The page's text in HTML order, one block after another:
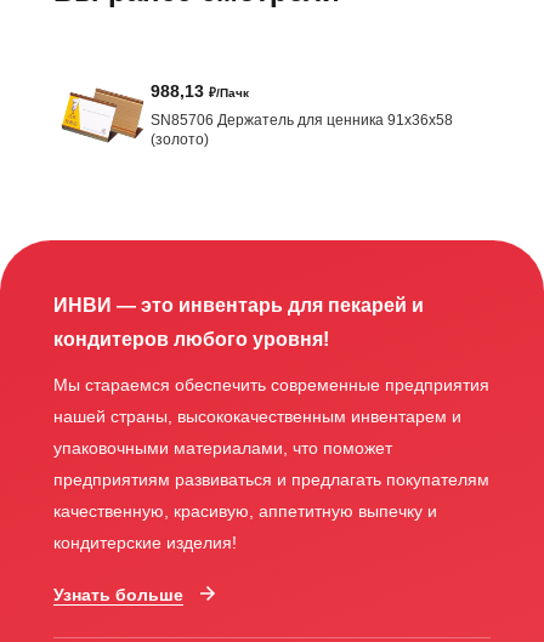
988,13 ₽/Пачк
SN85706 Держатель для ценника 91х36х58
(золото)
ИНВИ — это инвентарь для пекарей и
кондитеров любого уровня!
Мы стараемся обеспечить современные предприятия
нашей страны, высококачественным инвентарем и
упаковочными материалами, что поможет
предприятиям развиваться и предлагать покупателям
качественную, красивую, аппетитную выпечку и
кондитерские изделия!
Узнать больше